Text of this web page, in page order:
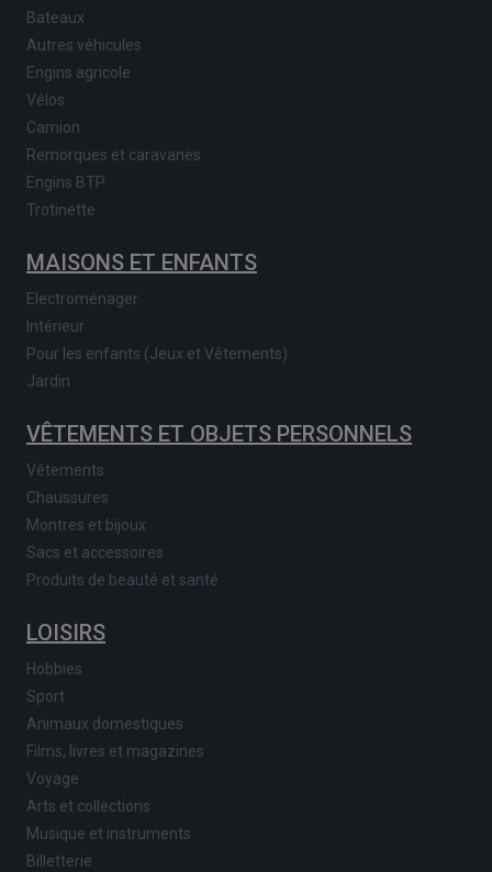
Bateaux
Autres véhicules
Engins agricole
Vélos
Camion
Remorques et caravanes
Engins BTP
Trotinette
MAISONS ET ENFANTS
Electroménager
Intérieur
Pour les enfants (Jeux et Vêtements)
Jardin
VÊTEMENTS ET OBJETS PERSONNELS
Vêtements
Chaussures
Montres et bijoux
Sacs et accessoires
Produits de beauté et santé
LOISIRS
Hobbies
Sport
Animaux domestiques
Films, livres et magazines
Voyage
Arts et collections
Musique et instruments
Billetterie